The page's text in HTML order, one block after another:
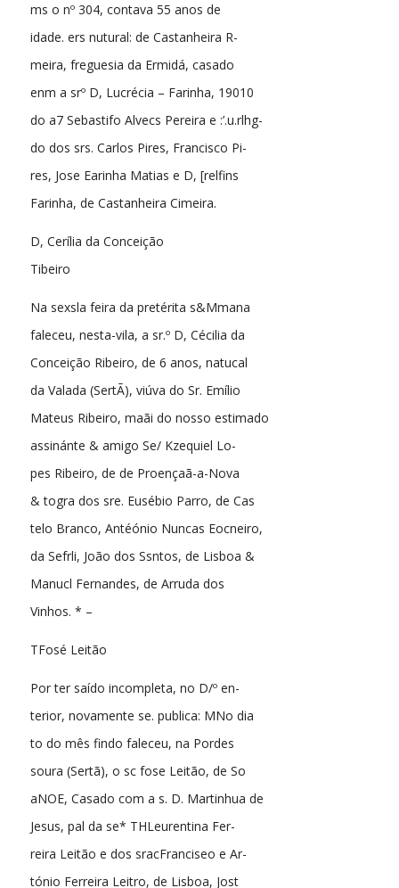
ms o nº 304, contava 55 anos de
idade. ers nutural: de Castanheira R-
meira, freguesia da Ermidá, casado
enm a srº D, Lucrécia – Farinha, 19010
do a7 Sebastifo Alvecs Pereira e :’.u.rlhg-
do dos srs. Carlos Pires, Francisco Pi-
res, Jose Earinha Matias e D, [relfins
Farinha, de Castanheira Cimeira.
D, Cerília da Conceição
Tibeiro
Na sexsla feira da pretérita s&Mmana
faleceu, nesta-vila, a sr.º D, Cécilia da
Conceição Ribeiro, de 6 anos, natucal
da Valada (SertÃ), viúva do Sr. Emílio
Mateus Ribeiro, maãi do nosso estimado
assinánte & amigo Se/ Kzequiel Lo-
pes Ribeiro, de de Proençaã-a-Nova
& togra dos sre. Eusébio Parro, de Cas
telo Branco, Antéónio Nuncas Eocneiro,
da Sefrli, João dos Ssntos, de Lisboa &
Manucl Fernandes, de Arruda dos
Vinhos. * –
TFosé Leitão
Por ter saído incompleta, no D/º en-
terior, novamente se. publica: MNo dia
to do mês findo faleceu, na Pordes
soura (Sertã), o sc fose Leitão, de So
aNOE, Casado com a s. D. Martinhua de
Jesus, pal da se* THLeurentina Fer-
reira Leitão e dos sracFranciseo e Ar-
tónio Ferreira Leitro, de Lisboa, Jost